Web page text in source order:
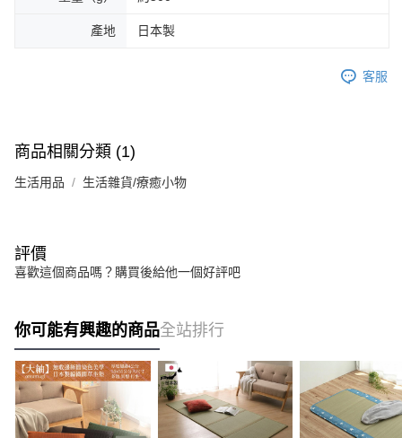
產地 日本製
客服
商品相關分類 (1)
生活用品 生活雜貨/療癒小物
評價
喜歡這個商品嗎？購買後給他一個好評吧
你可能有興趣的商品全站排行